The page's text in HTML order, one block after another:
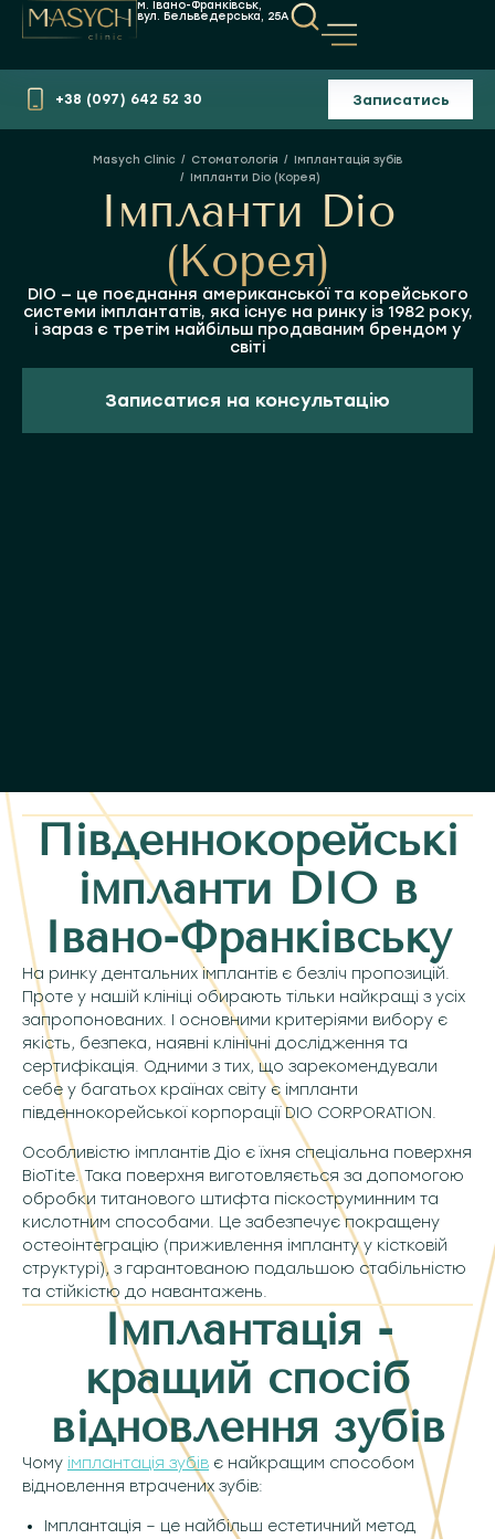
м. Івано-Франківськ,
вул. Бельведерська, 25А
+38 (097) 642 52 30 Записатись
Стоматологія
Імплантація зубів
Імпланти Dio (Корея)
Імпланти Dio
(Корея)
DIO — це поєднання американської та корейського
системи імплантатів, яка існує на ринку із 1982 року,
і зараз є третім найбільш продаваним брендом у
світі
Записатися на консультацію
Південнокорейські
імпланти DIO в
Івано-Франківську
На ринку дентальних імплантів є безліч пропозицій.
Проте у нашій клініці обирають тільки найкращі з усіх
запропонованих. І основними критеріями вибору є
якість, безпека, наявні клінічні дослідження та
сертифікація. Одними з тих, що зарекомендували
себе у багатьох країнах світу є імпланти
південнокорейської корпорації DIO CORPORATION.
Особливістю імплантів Діо є їхня спеціальна поверхня
BioTite. Така поверхня виготовляється за допомогою
обробки титанового штифта піскоструминним та
кислотним способами. Це забезпечує покращену
остеоінтеграцію (приживлення імпланту у кістковій
структурі), з гарантованою подальшою стабільністю
та стійкістю до навантажень.
Імплантація -
кращий спосіб
відновлення зубів
Чому імплантація зубів є найкращим способом
відновлення втрачених зубів:
Імплантація – це найбільш естетичний метод